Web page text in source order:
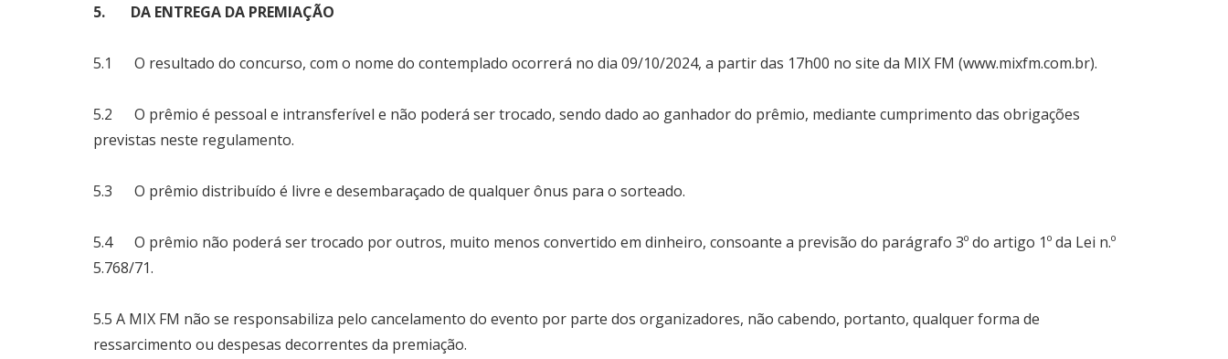
5. DA ENTREGA DA PREMIAÇÃO
5.1 O resultado do concurso, com o nome do contemplado ocorrerá no dia 09/10/2024, a partir das 17h00 no site da MIX FM (www.mixfm.com.br).
5.2 O prêmio é pessoal e intransferível e não poderá ser trocado, sendo dado ao ganhador do prêmio, mediante cumprimento das obrigações
previstas neste regulamento.
5.3 O prêmio distribuído é livre e desembaraçado de qualquer ônus para o sorteado.
5.4 O prêmio não poderá ser trocado por outros, muito menos convertido em dinheiro, consoante a previsão do parágrafo 3º do artigo 1º da Lei n.º
5.768/71.
5.5 A MIX FM não se responsabiliza pelo cancelamento do evento por parte dos organizadores, não cabendo, portanto, qualquer forma de
ressarcimento ou despesas decorrentes da premiação.
Most Popular Topics